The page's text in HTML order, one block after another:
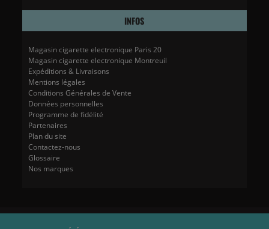
INFOS
Magasin cigarette electronique Paris 20
Magasin cigarette electronique Montreuil
Expéditions & Livraisons
Mentions légales
Conditions Générales de Vente
Données personnelles
Programme de fidélité
Partenaires
Plan du site
Contactez-nous
Glossaire
Nos marques